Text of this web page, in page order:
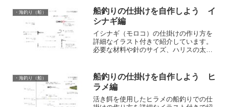
・海釣り（船）
船釣りの仕掛けを自作しよう イ
シナギ編
イシナギ（モロコ）の仕掛けの作り方を
詳細なイラスト付きで紹介しています。
必要な材料や針のサイズ、ハリスの太
金具の接続方法などの情報があります。
・海釣り（船）
船釣りの仕掛けを自作しよう ヒ
ラメ編
活き餌を使用したヒラメの船釣りでの仕